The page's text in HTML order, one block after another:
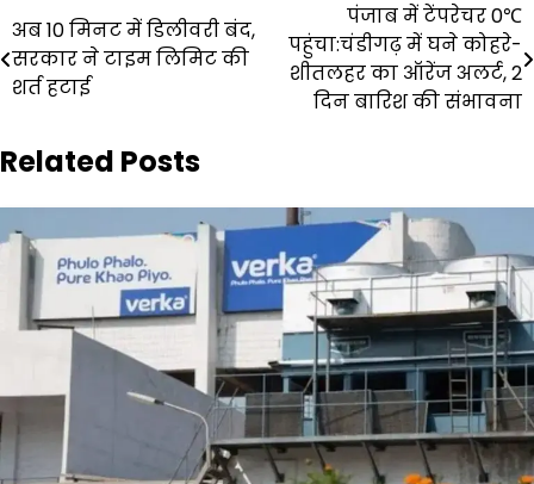
Post
navigation
अब 10 मिनट में डिलीवरी बंद,
सरकार ने टाइम लिमिट की
शर्त हटाई
पंजाब में टेंपरेचर 0℃
पहुंचा:चंडीगढ़ में घने कोहरे-
शीतलहर का ऑरेंज अलर्ट, 2
दिन बारिश की संभावना
Related Posts